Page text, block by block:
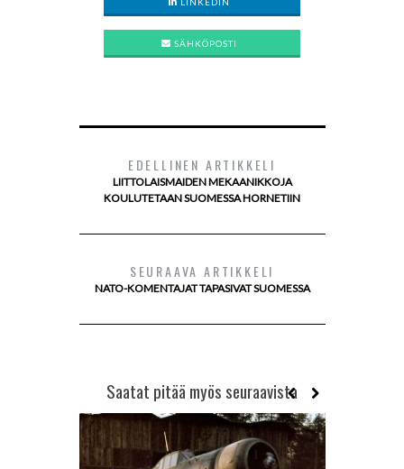
SÄHKÖPOSTI
EDELLINEN ARTIKKELI
LIITTOLAISMAIDEN MEKAANIKKOJA
KOULUTETAAN SUOMESSA HORNETIIN
SEURAAVA ARTIKKELI
NATO-KOMENTAJAT TAPASIVAT SUOMESSA
Saatat pitää myös seuraavista